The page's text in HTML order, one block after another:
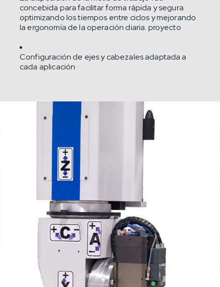
concebida para facilitar forma rápida y segura
optimizando los tiempos entre ciclos y mejorando
la ergonomía de la operación diaria. proyecto
Configuración de ejes y cabezales adaptada a
cada aplicación